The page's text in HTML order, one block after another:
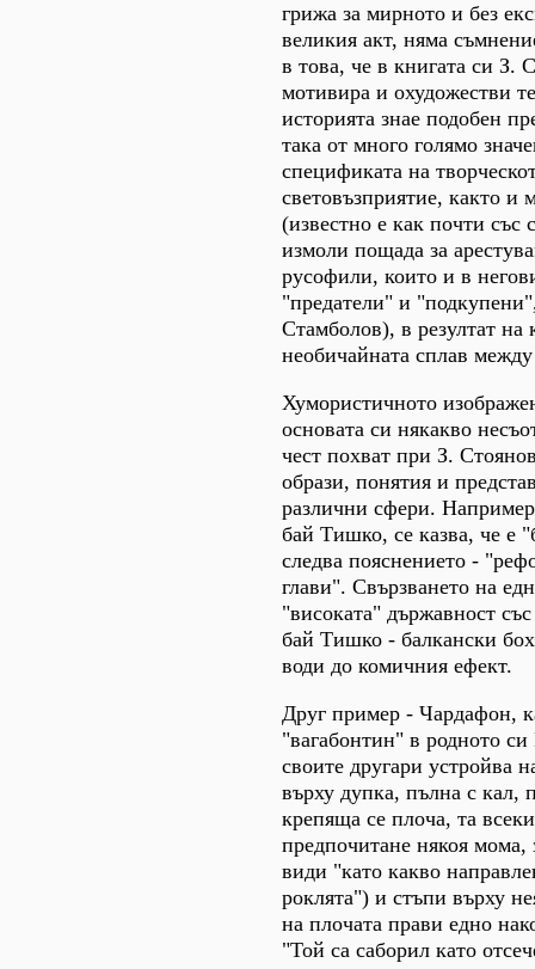
грижа за мирното и без
великия акт, няма
в това, че в книгата си З.
мотивира и охудожестви
историята знае подобен
така от много голямо
спецификата на
световъзприятие, както и
(известно е как почти със
измоли пощада за
русофили, които и в
"предатели" и
Стамболов), в резултат на
необичайната сплав
Хумористичното
основата си някакво
чест похват при З.
образи, понятия и
различни сфери.
бай Тишко, се казва, че е
следва пояснението -
глави". Свързването на
"високата" държавност
бай Тишко - балкански
води до комичния ефект.
Друг пример - Чардафон,
"вагабонтин" в родното си
своите другари устройва
върху дупка, пълна с кал,
крепяща се плоча, та
предпочитане някоя мома,
види "като какво
роклята") и стъпи върху
на плочата прави едно
"Той са саборил като